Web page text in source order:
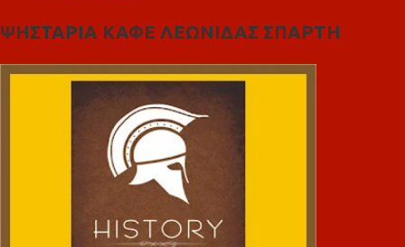
ΨΗΣΤΑΡΙΑ ΚΑΦΕ ΛΕΩΝΙΔΑΣ ΣΠΑΡΤΗ